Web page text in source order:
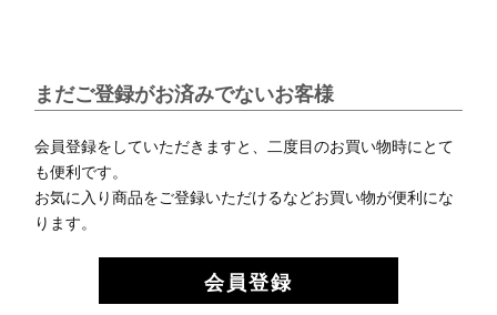
まだご登録がお済みでないお客様
会員登録をしていただきますと、二度目のお買い物時にとて
も便利です。
お気に入り商品をご登録いただけるなどお買い物が便利にな
ります。
会員登録